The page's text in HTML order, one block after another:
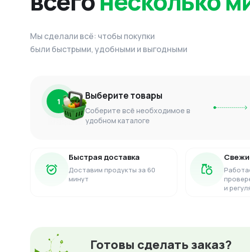
Мы сделали всё: чтобы покупки
были быстрыми, удобными и выгодными
1 Выберите товары
Соберите всё необходимое в
удобном каталоге
Быстрая доставка
Доставим продукты за 60
минут
и
Готовы сделать заказ?